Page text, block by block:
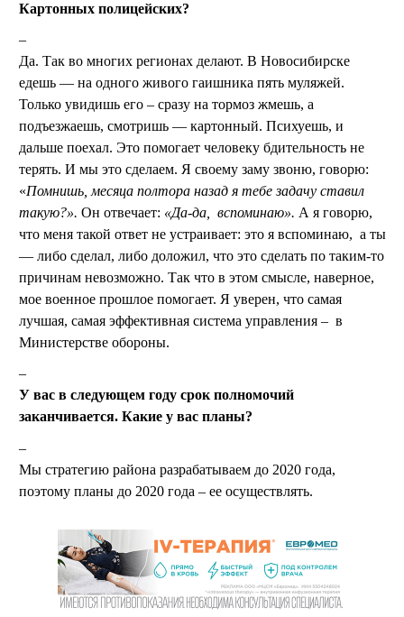
Картонных полицейских?
Да. Так во многих регионах делают. В Новосибирске
едешь — на одного живого гаишника пять муляжей.
Только увидишь его – сразу на тормоз жмешь, а
подъезжаешь, смотришь — картонный. Психуешь, и
дальше поехал. Это помогает человеку бдительность не
терять. И мы это сделаем. Я своему заму звоню, говорю:
«Помнишь, месяца полтора назад я тебе задачу ставил
такую?». Он отвечает: «Да-да, вспоминаю». А я говорю,
что меня такой ответ не устраивает: это я вспоминаю, а ты
— либо сделал, либо доложил, что это сделать по таким-то
причинам невозможно. Так что в этом смысле, наверное,
мое военное прошлое помогает. Я уверен, что самая
лучшая, самая эффективная система управления – в
Министерстве обороны.
У вас в следующем году срок полномочий
заканчивается. Какие у вас планы?
Мы стратегию района разрабатываем до 2020 года,
поэтому планы до 2020 года – ее осуществлять.